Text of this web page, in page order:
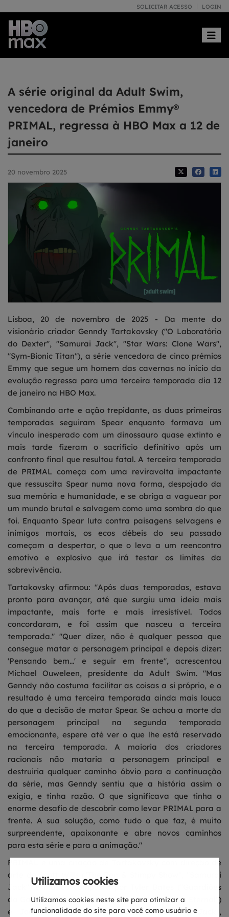
Utilizamos cookies
Utilizamos cookies neste site para otimizar a
funcionalidade do site para você como usuário e
SOLICITAR ACESSO LOGIN
A série original da Adult Swim,
vencedora de Prémios Emmy®
PRIMAL, regressa à HBO Max a 12 de
janeiro
20 novembro 2025
Lisboa, 20 de novembro de 2025 - Da mente do
visionário criador Genndy Tartakovsky ("O Laboratório
do Dexter", "Samurai Jack", "Star Wars: Clone Wars",
"Sym-Bionic Titan"), a série vencedora de cinco prémios
Emmy que segue um homem das cavernas no início da
evolução regressa para uma terceira temporada dia 12
de janeiro na HBO Max.
Combinando arte e ação trepidante, as duas primeiras
temporadas seguiram Spear enquanto formava um
vínculo inesperado com um dinossauro quase extinto e
mais tarde fizeram o sacrifício definitivo após um
confronto final que resultou fatal. A terceira temporada
de PRIMAL começa com uma reviravolta impactante
que ressuscita Spear numa nova forma, despojado da
sua memória e humanidade, e se obriga a vaguear por
um mundo brutal e salvagem como uma sombra do que
foi. Enquanto Spear luta contra paisagens selvagens e
inimigos mortais, os ecos débeis do seu passado
começam a despertar, o que o leva a um reencontro
emotivo e explosivo que irá testar os limites da
sobrevivência.
Tartakovsky afirmou: "Após duas temporadas, estava
pronto para avançar, até que surgiu uma ideia mais
impactante, mais forte e mais irresistível. Todos
concordaram, e foi assim que nasceu a terceira
temporada." "Quer dizer, não é qualquer pessoa que
consegue matar a personagem principal e depois dizer:
'Pensando bem...' e seguir em frente", acrescentou
Michael Ouweleen, presidente da Adult Swim. "Mas
Genndy não costuma facilitar as coisas a si próprio, e o
resultado é uma terceira temporada ainda mais louca
do que a decisão de matar Spear. Se achou a morte da
personagem principal na segunda temporada
emocionante, espere até ver o que lhe está reservado
na terceira temporada. A maioria dos criadores
racionais não mataria a personagem principal e
destruiria qualquer caminho óbvio para a continuação
da série, mas Genndy sentiu que a história assim o
exigia, e tinha razão. O que significava que tinha o
enorme desafio de descobrir como levar PRIMAL para a
frente. A sua solução, como tudo o que faz, é muito
surpreendente, apaixonante e abre novos caminhos
para esta série e para a animação."
PRIMAL é uma criação de Tartakovsky com direção de
arte de Scott Wills ("The Ren & Stimpy Show", "Samurai
Jack") e música composta por Tyler Bates ("Guardiões
da Galáxia", "Samurai Jack", "Unicorn: Warriors Eternal")
e Joanne Higginbottom ("Salem", "Samurai Jack",